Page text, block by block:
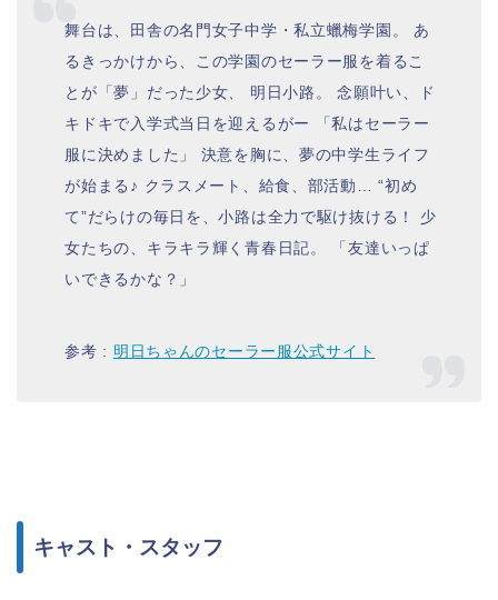
舞台は、田舎の名門女子中学・私立蠟梅学園。 あ
るきっかけから、この学園のセーラー服を着るこ
とが「夢」だった少女、 明日小路。 念願叶い、ド
キドキで入学式当日を迎えるがー 「私はセーラー
服に決めました」 決意を胸に、夢の中学生ライフ
が始まる♪ クラスメート、給食、部活動… “初め
て”だらけの毎日を、小路は全力で駆け抜ける！ 少
女たちの、キラキラ輝く青春日記。 「友達いっぱ
いできるかな？」
参考 : 明日ちゃんのセーラー服公式サイト
キャスト・スタッフ